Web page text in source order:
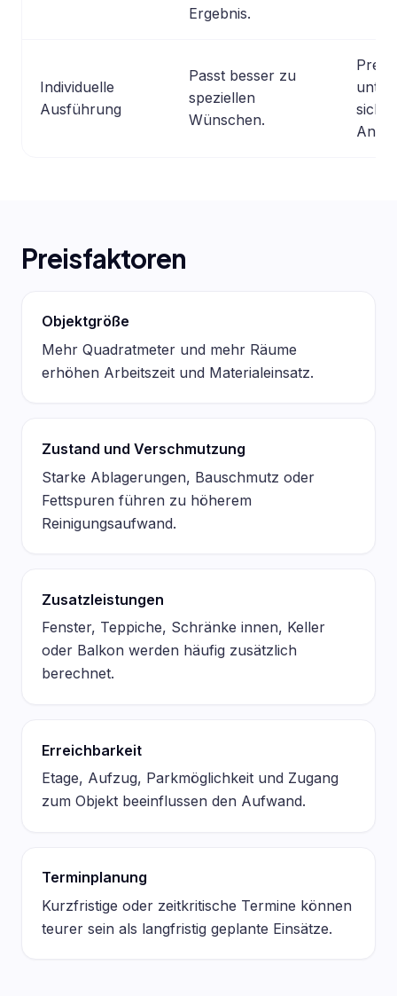
Ergebnis.
Individuelle
Ausführung
Passt besser zu
speziellen
Wünschen.
Preise
sich
Preisfaktoren
Objektgröße
Mehr Quadratmeter und mehr Räume
erhöhen Arbeitszeit und Materialeinsatz.
Zustand und Verschmutzung
Starke Ablagerungen, Bauschmutz oder
Fettspuren führen zu höherem
Reinigungsaufwand.
Zusatzleistungen
Fenster, Teppiche, Schränke innen, Keller
oder Balkon werden häufig zusätzlich
berechnet.
Erreichbarkeit
Etage, Aufzug, Parkmöglichkeit und Zugang
zum Objekt beeinflussen den Aufwand.
Terminplanung
Kurzfristige oder zeitkritische Termine können
teurer sein als langfristig geplante Einsätze.